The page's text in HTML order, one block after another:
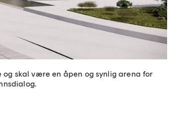
skal være en åpen og synlig arena for